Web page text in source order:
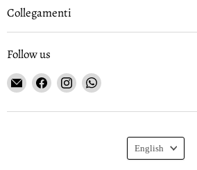
Collegamenti
Follow us
Email
Gioielleria
Curnis
Find
on
Find
on
Find
on
Language
English